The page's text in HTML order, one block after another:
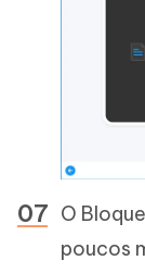
O
poucos